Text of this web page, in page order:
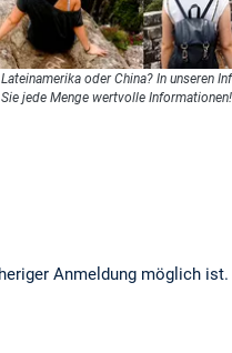
oder China? In unseren
jede Menge wertvolle
Anmeldung möglich ist.